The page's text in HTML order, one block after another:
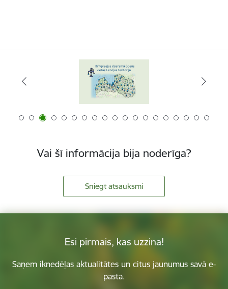
Vai šī informācija bija noderīga?
Sniegt atsauksmi
Esi pirmais, kas uzzina!
Saņem iknedēļas aktualitātes un citus jaunumus savā e-
pastā.